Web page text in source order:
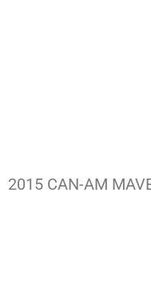
2015 CAN-AM